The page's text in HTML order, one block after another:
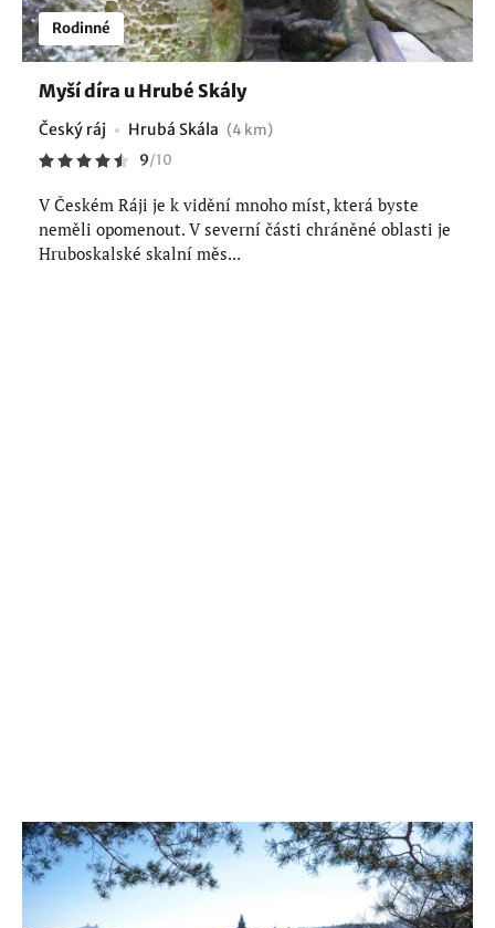
Rodinné
Myší díra u Hrubé Skály
Český ráj Hrubá Skála (4 km)
9/10
V Českém Ráji je k vidění mnoho míst, která byste
neměli opomenout. V severní části chráněné oblasti je
Hruboskalské skalní měs...